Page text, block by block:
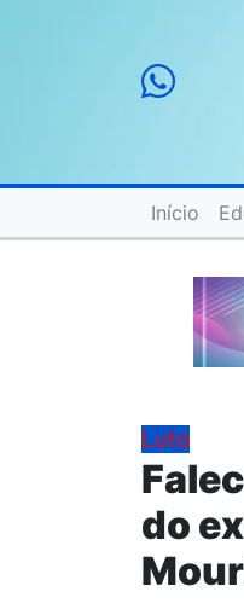
Início
Luto
do